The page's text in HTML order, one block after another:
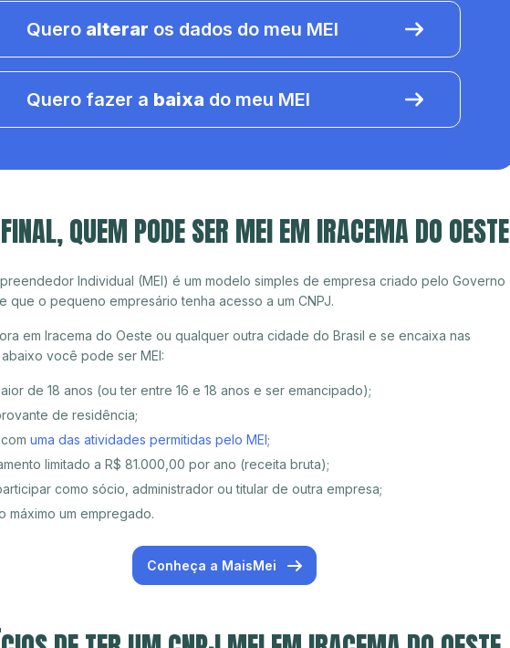
Quero alterar os dados do meu MEI
Quero fazer a baixa do meu MEI
QUEM PODE SER MEI EM IRACEMA DO OESTE
Individual (MEI) é um modelo simples de empresa criado pelo Governo
que o pequeno empresário tenha acesso a um CNPJ.
em Iracema do Oeste ou qualquer outra cidade do Brasil e se encaixa nas
você pode ser MEI:
de 18 anos (ou ter entre 16 e 18 anos e ser emancipado);
de residência;
uma das atividades permitidas pelo MEI;
limitado a R$ 81.000,00 por ano (receita bruta);
como sócio, administrador ou titular de outra empresa;
máximo um empregado.
Conheça a MaisMei